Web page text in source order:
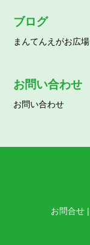
ブログ
まんてんえがお広場
お問い合わせ
お問い合わせ
お問合せ |